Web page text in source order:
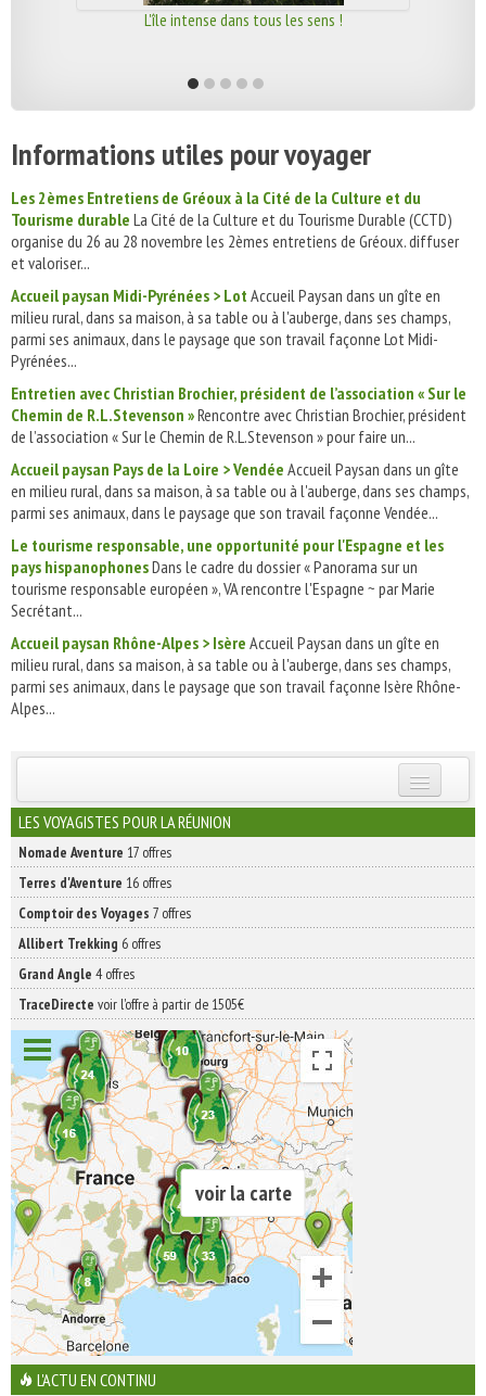
L'île intense dans tous les sens !
Informations utiles pour voyager
Les 2èmes Entretiens de Gréoux à la Cité de la Culture et du
Tourisme durable La Cité de la Culture et du Tourisme Durable (CCTD)
organise du 26 au 28 novembre les 2èmes entretiens de Gréoux. diffuser
et valoriser...
Accueil paysan Midi-Pyrénées > Lot Accueil Paysan dans un gîte en
milieu rural, dans sa maison, à sa table ou à l'auberge, dans ses champs,
parmi ses animaux, dans le paysage que son travail façonne Lot Midi-
Pyrénées...
Entretien avec Christian Brochier, président de l’association « Sur le
Chemin de R.L.Stevenson »Rencontre avec Christian Brochier, président
de l’association « Sur le Chemin de R.L.Stevenson » pour faire un...
Accueil paysan Pays de la Loire > Vendée Accueil Paysan dans un gîte
en milieu rural, dans sa maison, à sa table ou à l'auberge, dans ses champs,
parmi ses animaux, dans le paysage que son travail façonne Vendée...
Le tourisme responsable, une opportunité pour l'Espagne et les
pays hispanophonesDans le cadre du dossier « Panorama sur un
tourisme responsable européen », VA rencontre l'Espagne ~ par Marie
Secrétant...
Accueil paysan Rhône-Alpes > Isère Accueil Paysan dans un gîte en
milieu rural, dans sa maison, à sa table ou à l'auberge, dans ses champs,
parmi ses animaux, dans le paysage que son travail façonne Isère Rhône-
Alpes...
INSCRIVEZ-VOUS | ABONNEZ-VOUS
LES VOYAGISTES POUR LA RÉUNION
Nomade Aventure 17 offres
Terres d'Aventure 16 offres
Comptoir des Voyages 7 offres
Allibert Trekking 6 offres
Grand Angle 4 offres
TraceDirecte voir l'offre à partir de 1505€
voir la carte
L'ACTU EN CONTINU